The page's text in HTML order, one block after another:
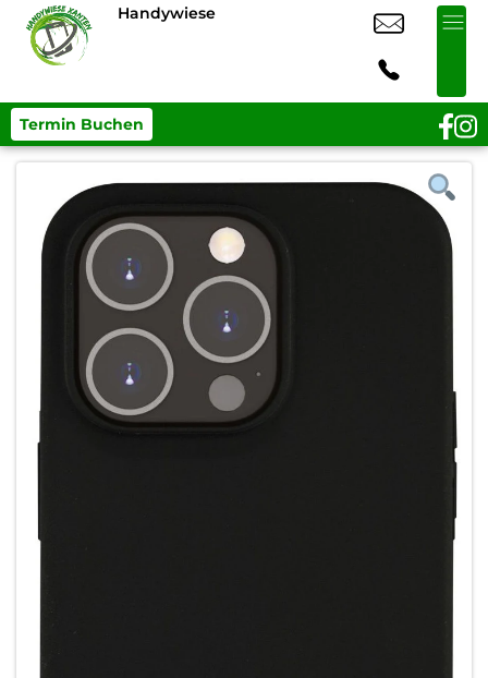
Handywiese
Termin Buchen